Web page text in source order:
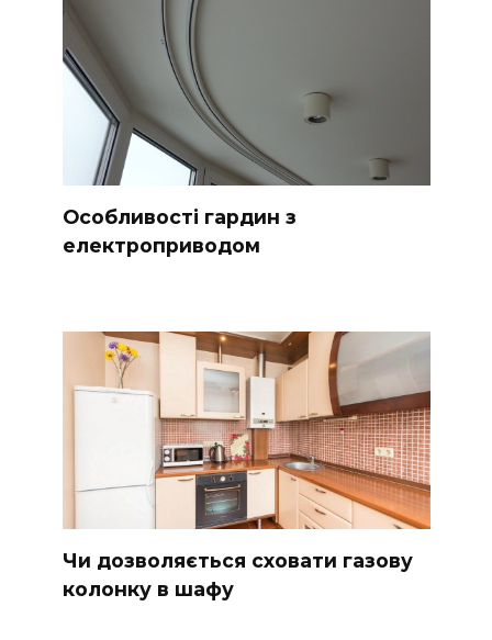
Особливості гардин з
електроприводом
Чи дозволяється сховати газову
колонку в шафу